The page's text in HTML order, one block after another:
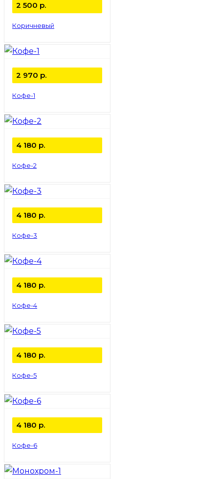
2 500 р.
Коричневый
2 970 р.
Кофе-1
4 180 р.
Кофе-2
4 180 р.
Кофе-3
4 180 р.
Кофе-4
4 180 р.
Кофе-5
4 180 р.
Кофе-6